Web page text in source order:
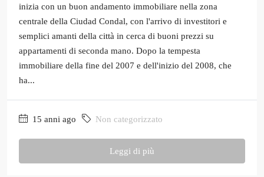
inizia con un buon andamento immobiliare nella zona
centrale della Ciudad Condal, con l'arrivo di investitori e
semplici amanti della città in cerca di buoni prezzi su
appartamenti di seconda mano. Dopo la tempesta
immobiliare della fine del 2007 e dell'inizio del 2008, che
ha...
15 anni ago Non categorizzato
Leggi di più